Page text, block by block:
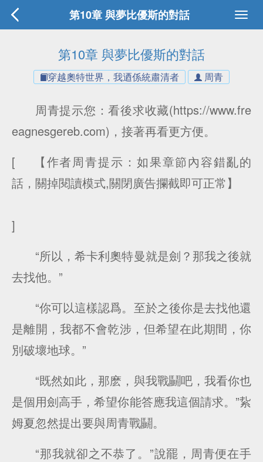
第10章 與夢比優斯的對話
第10章 與夢比優斯的對話
穿越奧特世界，我迺係統肅清者 周青
周青提示您：看後求收藏(https://www.fre
eagnesgereb.com)，接著再看更方便。
[ 【作者周青提示：如果章節內容錯亂的
話，關掉閱讀模式,關閉廣告攔截即可正常】
]
“所以，希卡利奧特曼就是劍？那我之後就
去找他。”
“你可以這樣認爲。至於之後你是去找他還
是離開，我都不會乾涉，但希望在此期間，你
別破壞地球。”
“既然如此，那麽，與我戰鬭吧，我看你也
是個用劍高手，希望你能答應我這個請求。”紥
姆夏忽然提出要與周青戰鬭。
“那我就卻之不恭了。”說罷，周青便在手